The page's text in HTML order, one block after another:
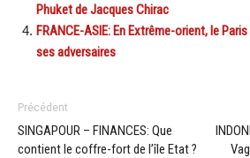
Phuket de Jacques Chirac
FRANCE-ASIE: En Extrême-orient, le
ses adversaires
Précédent
SINGAPOUR – FINANCES: Que
contient le coffre-fort de l’île Etat ?